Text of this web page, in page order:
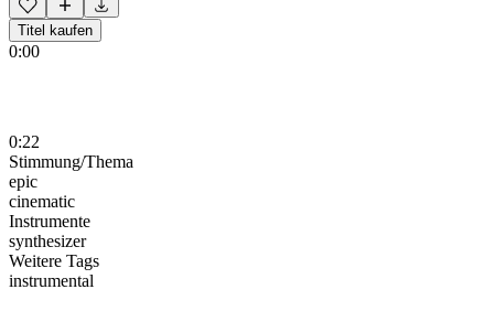
Titel kaufen
0:00
0:22
Stimmung/Thema
epic
cinematic
Instrumente
synthesizer
Weitere Tags
instrumental